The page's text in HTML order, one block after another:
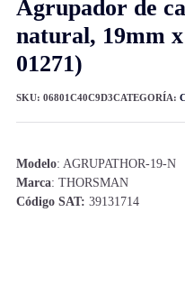
Agrupador de
natural, 19mm
01271)
Modelo: AGRUPATHOR-19-N
Marca: THORSMAN
Código SAT: 39131714
SKU: 06801C40C9D3CATEGORÍA: